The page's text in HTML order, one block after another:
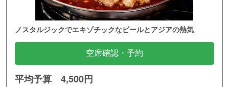
ノスタルジックでエキゾチックなビールとアジアの熱気
空席確認・予約
平均予算 4,500円